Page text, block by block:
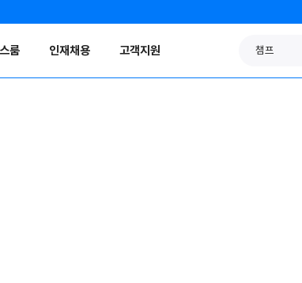
룸 인재채용 고객지원 챔프
노스카나